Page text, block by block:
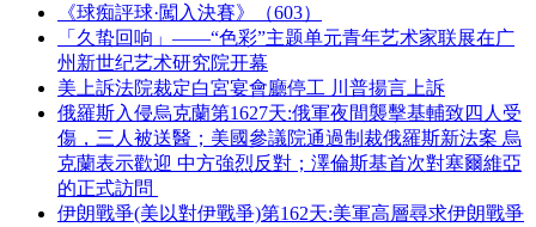
《球痴評球·闖入決賽》（603）
「久蛰回响」——“色彩”主题单元青年艺术家联展在广
州新世纪艺术研究院开幕
美上訴法院裁定白宮宴會廳停工 川普揚言上訴
俄羅斯入侵烏克蘭第1627天:俄軍夜間襲擊基輔致四人受
傷，三人被送醫；美國參議院通過制裁俄羅斯新法案 烏
克蘭表示歡迎 中方強烈反對；澤倫斯基首次對塞爾維亞
的正式訪問
伊朗戰爭(美以對伊戰爭)第162天:美軍高層尋求伊朗戰爭